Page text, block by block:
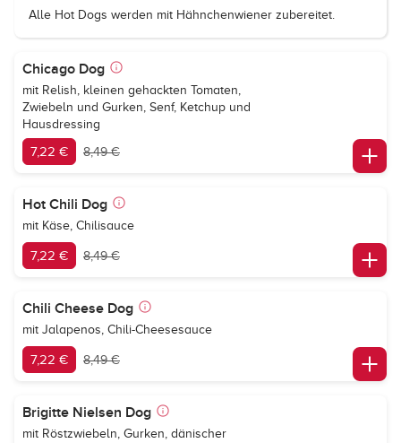
Alle Hot Dogs werden mit Hähnchenwiener zubereitet.
Chicago Dog
mit Relish, kleinen gehackten Tomaten,
Zwiebeln und Gurken, Senf, Ketchup und
Hausdressing
7,22 € 8,49 €
Hot Chili Dog
mit Käse, Chilisauce
7,22 € 8,49 €
Chili Cheese Dog
mit Jalapenos, Chili-Cheesesauce
7,22 € 8,49 €
Brigitte Nielsen Dog
mit Röstzwiebeln, Gurken, dänischer